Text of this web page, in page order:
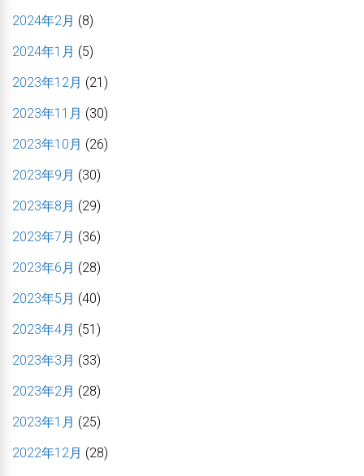
2024年2月 (8)
2024年1月 (5)
2023年12月 (21)
2023年11月 (30)
2023年10月 (26)
2023年9月 (30)
2023年8月 (29)
2023年7月 (36)
2023年6月 (28)
2023年5月 (40)
2023年4月 (51)
2023年3月 (33)
2023年2月 (28)
2023年1月 (25)
2022年12月 (28)